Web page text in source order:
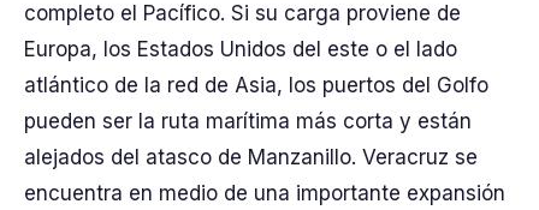
completo el Pacífico. Si su carga proviene de
Europa, los Estados Unidos del este o el lado
atlántico de la red de Asia, los puertos del Golfo
pueden ser la ruta marítima más corta y están
alejados del atasco de Manzanillo. Veracruz se
encuentra en medio de una importante expansión